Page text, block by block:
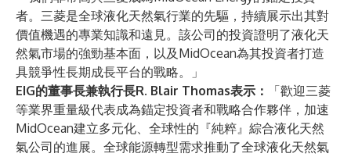
者。三菱是全球液化天然氣行業的先驅，持續展示出其對
價值機遇的專業知識和遠見。該公司的投資證明了液化天
然氣市場的強勁基本面，以及MidOcean為其投資者打造
具競爭性長期成長平台的戰略。」
EIG的董事長兼執行長R. Blair Thomas表示：
「歡迎三菱
等業界重量級代表成為錨定投資者和戰略合作夥伴，加速
MidOcean建立多元化、全球性的『純粹』綜合液化天然
氣公司的進展。全球能源轉型需求推動了全球液化天然氣